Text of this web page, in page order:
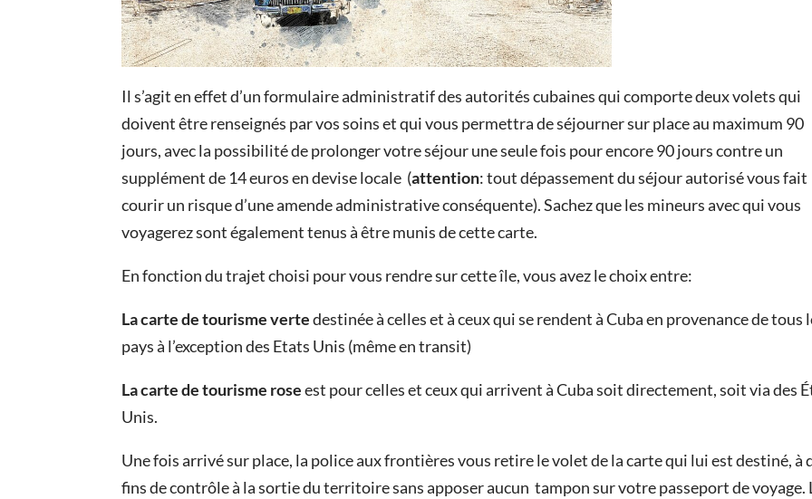
Il s’agit en effet d’un formulaire administratif des autorités cubaines qui comporte deux volets qui
doivent être renseignés par vos soins et qui vous permettra de séjourner sur place au maximum 90
jours, avec la possibilité de prolonger votre séjour une seule fois pour encore 90 jours contre un
supplément de 14 euros en devise locale (attention: tout dépassement du séjour autorisé vous fait
courir un risque d’une amende administrative conséquente). Sachez que les mineurs avec qui vous
voyagerez sont également tenus à être munis de cette carte.
En fonction du trajet choisi pour vous rendre sur cette île, vous avez le choix entre:
La carte de tourisme vertedestinée à celles et à ceux qui se rendent à Cuba en provenance de tous
pays à l’exception des Etats Unis (même en transit)
La carte de tourisme roseest pour celles et ceux qui arrivent à Cuba soit directement, soit via des
Unis.
Une fois arrivé sur place, la police aux frontières vous retire le volet de la carte qui lui est destiné, à
fins de contrôle à la sortie du territoire sans apposer aucun tampon sur votre passeport de voyage.